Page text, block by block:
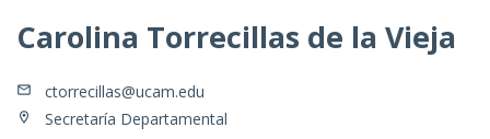
Carolina Torrecillas de la Vieja
ctorrecillas@ucam.edu
Secretaría Departamental